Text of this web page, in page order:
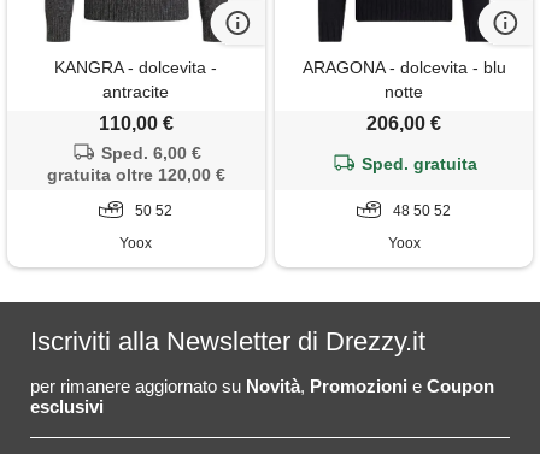
KANGRA - dolcevita -
antracite
110,00 €
Sped. 6,00 €
gratuita oltre 120,00 €
50 52
Yoox
ARAGONA - dolcevita - blu
notte
206,00 €
Sped. gratuita
48 50 52
Yoox
Iscriviti alla Newsletter di Drezzy.it
per rimanere aggiornato su Novità, Promozioni e Coupon
esclusivi